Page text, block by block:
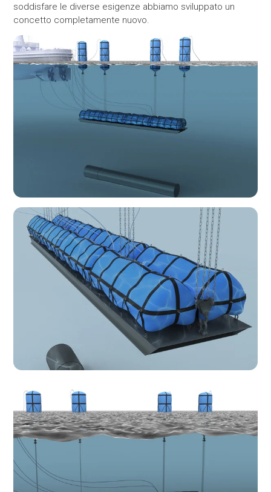
soddisfare le diverse esigenze abbiamo sviluppato un
concetto completamente nuovo.